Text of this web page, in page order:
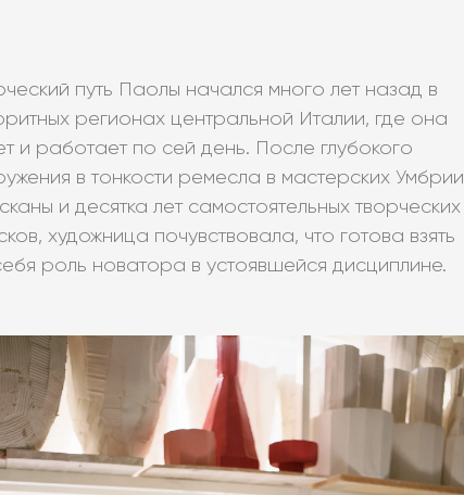
путь Паолы начался много лет назад в
регионах центральной Италии, где она
и работает по сей день. После глубокого
в тонкости ремесла в мастерских Умбрии
и десятка лет самостоятельных творческих
художница почувствовала, что готова взять
роль новатора в устоявшейся дисциплине.